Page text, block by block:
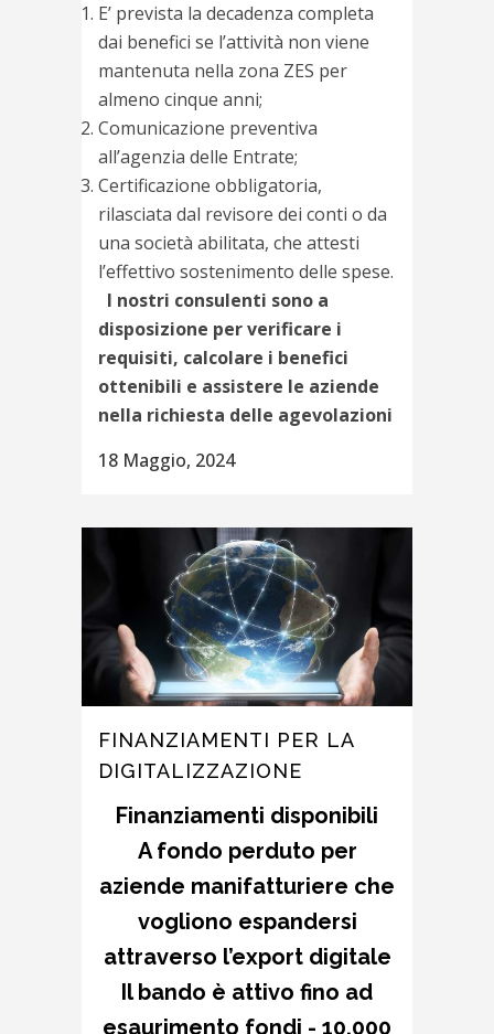
E’ prevista la decadenza completa
dai benefici se l’attività non viene
mantenuta nella zona ZES per
almeno cinque anni;
Comunicazione preventiva
all’agenzia delle Entrate;
Certificazione obbligatoria,
rilasciata dal revisore dei conti o da
una società abilitata, che attesti
l’effettivo sostenimento delle spese.
I nostri consulenti sono a
disposizione per verificare i
requisiti, calcolare i benefici
ottenibili e assistere le aziende
nella richiesta delle agevolazioni
18 Maggio, 2024
FINANZIAMENTI PER LA
DIGITALIZZAZIONE
Finanziamenti disponibili
A fondo perduto per
aziende manifatturiere che
vogliono espandersi
attraverso l’export digitale
Il bando è attivo fino ad
esaurimento fondi - 10.000